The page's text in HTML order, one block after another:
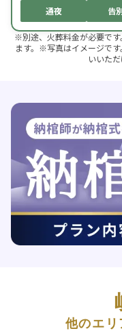
通夜 告
※別途、火葬料金が必要で
ます。※写真はイメージで
いいた
他のエリ